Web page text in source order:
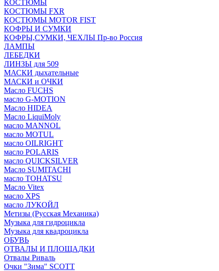
КОСТЮМЫ
КОСТЮМЫ FXR
КОСТЮМЫ MOTOR FIST
КОФРЫ И СУМКИ
КОФРЫ,СУМКИ, ЧЕХЛЫ Пр-во Россия
ЛАМПЫ
ЛЕБЕДКИ
ЛИНЗЫ для 509
МАСКИ дыхательные
МАСКИ и ОЧКИ
Масло FUCHS
масло G-MOTION
Масло HIDEA
Масло LiquiMoly
масло MANNOL
масло MOTUL
масло OILRIGHT
масло POLARIS
масло QUICKSILVER
Масло SUMITACHI
масло TOHATSU
Масло Vitex
масло XPS
масло ЛУКОЙЛ
Метизы (Русская Механика)
Музыка для гидроцикла
Музыка для квадроцикла
ОБУВЬ
ОТВАЛЫ И ПЛОЩАДКИ
Отвалы Риваль
Очки "Зима" SCOTT